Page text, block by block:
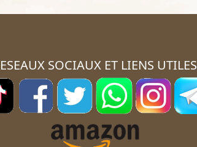
SOCIAUX ET LIENS UTILES